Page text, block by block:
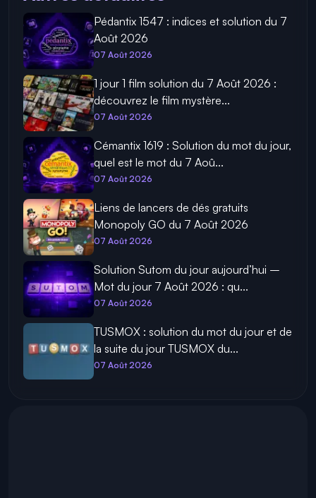
Pédantix 1547 : indices et solution du 7
Août 2026
07 Août 2026
1 jour 1 film solution du 7 Août 2026 :
découvrez le film mystère...
07 Août 2026
Cémantix 1619 : Solution du mot du jour,
quel est le mot du 7 Aoû...
07 Août 2026
Liens de lancers de dés gratuits
Monopoly GO du 7 Août 2026
07 Août 2026
Solution Sutom du jour aujourd’hui –
Mot du jour 7 Août 2026 : qu...
07 Août 2026
TUSMOX : solution du mot du jour et de
la suite du jour TUSMOX du...
07 Août 2026